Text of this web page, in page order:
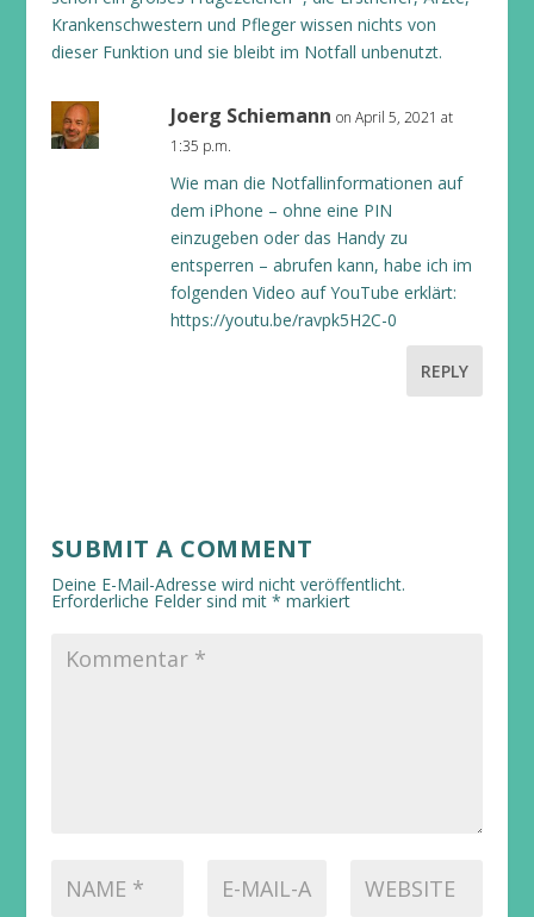
Krankenschwestern und Pfleger wissen nichts von
dieser Funktion und sie bleibt im Notfall unbenutzt.
Joerg Schiemann on April 5, 2021 at
1:35 p.m.
Wie man die Notfallinformationen auf
dem iPhone – ohne eine PIN
einzugeben oder das Handy zu
entsperren – abrufen kann, habe ich im
folgenden Video auf YouTube erklärt:
https://youtu.be/ravpk5H2C-0
REPLY
SUBMIT A COMMENT
Deine E-Mail-Adresse wird nicht veröffentlicht.
Erforderliche Felder sind mit * markiert